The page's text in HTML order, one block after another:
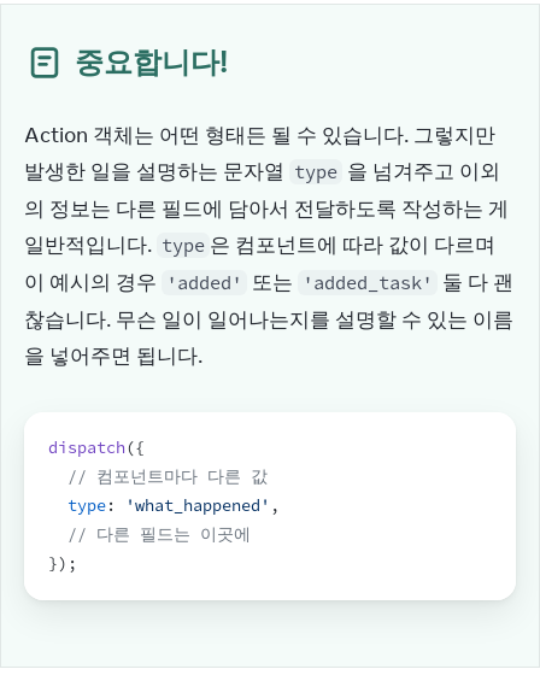
중요합니다!
Action 객체는 어떤 형태든 될 수 있습니다. 그렇지만
발생한 일을 설명하는 문자열 type 을 넘겨주고 이외
의 정보는 다른 필드에 담아서 전달하도록 작성하는 게
일반적입니다. type 은 컴포넌트에 따라 값이 다르며
이 예시의 경우
'added' 또는 'added_task'
둘 다 괜
찮습니다. 무슨 일이 일어나는지를 설명할 수 있는 이름
을 넣어주면 됩니다.
dispatch({
// 컴포넌트마다 다른 값
type: 'what_happened' ,
// 다른 필드는 이곳에
}) ;